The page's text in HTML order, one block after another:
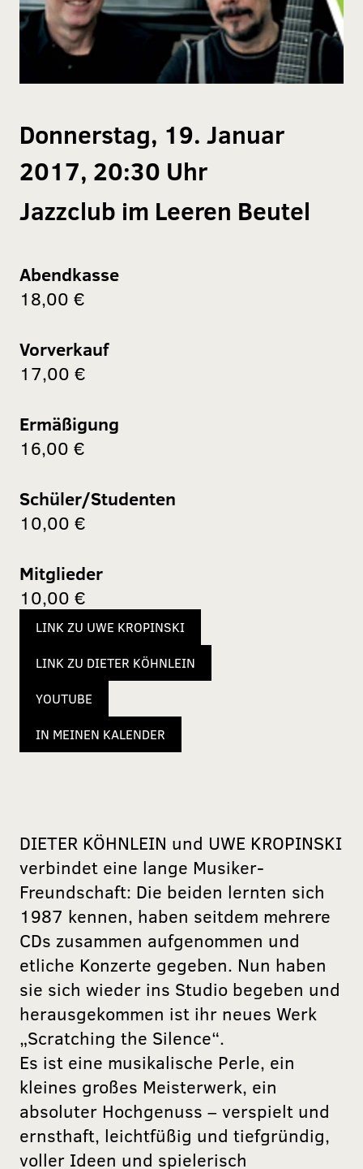
Donnerstag, 19. Januar
2017, 20:30 Uhr
Jazzclub im Leeren Beutel
Abendkasse
18,00 €
Vorverkauf
17,00 €
Ermäßigung
16,00 €
Schüler/Studenten
10,00 €
Mitglieder
10,00 €
LINK ZU UWE KROPINSKI
LINK ZU DIETER KÖHNLEIN
YOUTUBE
IN MEINEN KALENDER
DIETER KÖHNLEIN und UWE KROPINSKI
verbindet eine lange Musiker-
Freundschaft: Die beiden lernten sich
1987 kennen, haben seitdem mehrere
CDs zusammen aufgenommen und
etliche Konzerte gegeben. Nun haben
sie sich wieder ins Studio begeben und
herausgekommen ist ihr neues Werk
„Scratching the Silence“.
Es ist eine musikalische Perle, ein
kleines großes Meisterwerk, ein
absoluter Hochgenuss – verspielt und
ernsthaft, leichtfüßig und tiefgründig,
voller Ideen und spielerisch